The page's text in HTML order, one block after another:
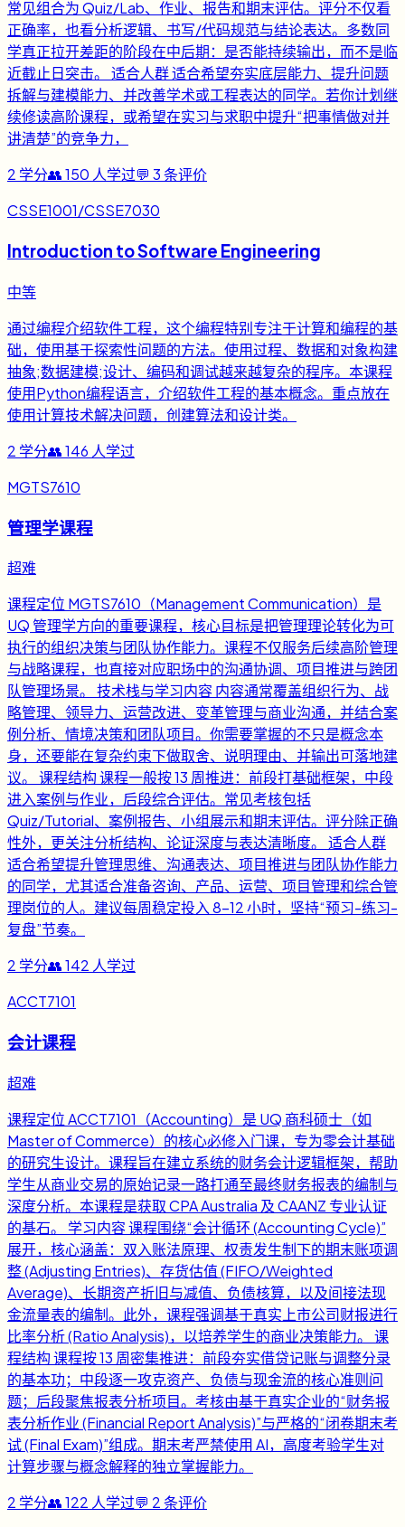
常见组合为 Quiz/Lab、作业、报告和期末评估。评分不仅看
正确率，也看分析逻辑、书写/代码规范与结论表达。多数同
学真正拉开差距的阶段在中后期：是否能持续输出，而不是临
近截止日突击。 适合人群 适合希望夯实底层能力、提升问题
拆解与建模能力、并改善学术或工程表达的同学。若你计划继
续修读高阶课程，或希望在实习与求职中提升“把事情做对并
讲清楚”的竞争力，
2 学分👥150 人学过💬 3条评价
CSSE1001/CSSE7030
Introduction to Software Engineering
中等
通过编程介绍软件工程，这个编程特别专注于计算和编程的基
础，使用基于探索性问题的方法。使用过程、数据和对象构建
抽象;数据建模;设计、编码和调试越来越复杂的程序。本课程
使用Python编程语言，介绍软件工程的基本概念。重点放在
使用计算技术解决问题，创建算法和设计类。
2 学分👥146 人学过
MGTS7610
管理学课程
超难
课程定位 MGTS7610（Management Communication）是
UQ 管理学方向的重要课程，核心目标是把管理理论转化为可
执行的组织决策与团队协作能力。课程不仅服务后续高阶管理
与战略课程，也直接对应职场中的沟通协调、项目推进与跨团
队管理场景。 技术栈与学习内容 内容通常覆盖组织行为、战
略管理、领导力、运营改进、变革管理与商业沟通，并结合案
例分析、情境决策和团队项目。你需要掌握的不只是概念本
身，还要能在复杂约束下做取舍、说明理由、并输出可落地建
议。 课程结构 课程一般按 13 周推进：前段打基础框架，中段
进入案例与作业，后段综合评估。常见考核包括
Quiz/Tutorial、案例报告、小组展示和期末评估。评分除正确
性外，更关注分析结构、论证深度与表达清晰度。 适合人群
适合希望提升管理思维、沟通表达、项目推进与团队协作能力
的同学，尤其适合准备咨询、产品、运营、项目管理和综合管
理岗位的人。建议每周稳定投入 8-12 小时，坚持“预习-练习-
复盘”节奏。
2 学分👥142 人学过
ACCT7101
会计课程
超难
课程定位 ACCT7101（Accounting）是 UQ 商科硕士（如
Master of Commerce）的核心必修入门课，专为零会计基础
的研究生设计。课程旨在建立系统的财务会计逻辑框架，帮助
学生从商业交易的原始记录一路打通至最终财务报表的编制与
深度分析。本课程是获取 CPA Australia 及 CAANZ 专业认证
的基石。 学习内容 课程围绕“会计循环 (Accounting Cycle)”
展开，核心涵盖：双入账法原理、权责发生制下的期末账项调
整 (Adjusting Entries)、存货估值 (FIFO/Weighted
Average)、长期资产折旧与减值、负债核算，以及间接法现
金流量表的编制。此外，课程强调基于真实上市公司财报进行
比率分析 (Ratio Analysis)，以培养学生的商业决策能力。 课
程结构 课程按 13 周密集推进：前段夯实借贷记账与调整分录
的基本功；中段逐一攻克资产、负债与现金流的核心准则问
题；后段聚焦报表分析项目。考核由基于真实企业的“财务报
表分析作业 (Financial Report Analysis)”与严格的“闭卷期末考
试 (Final Exam)”组成。期末考严禁使用 AI，高度考验学生对
计算步骤与概念解释的独立掌握能力。
2 学分👥122 人学过💬 2条评价